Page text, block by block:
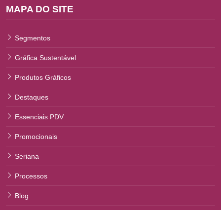
MAPA DO SITE
Segmentos
Gráfica Sustentável
Produtos Gráficos
Destaques
Essenciais PDV
Promocionais
Seriana
Processos
Blog